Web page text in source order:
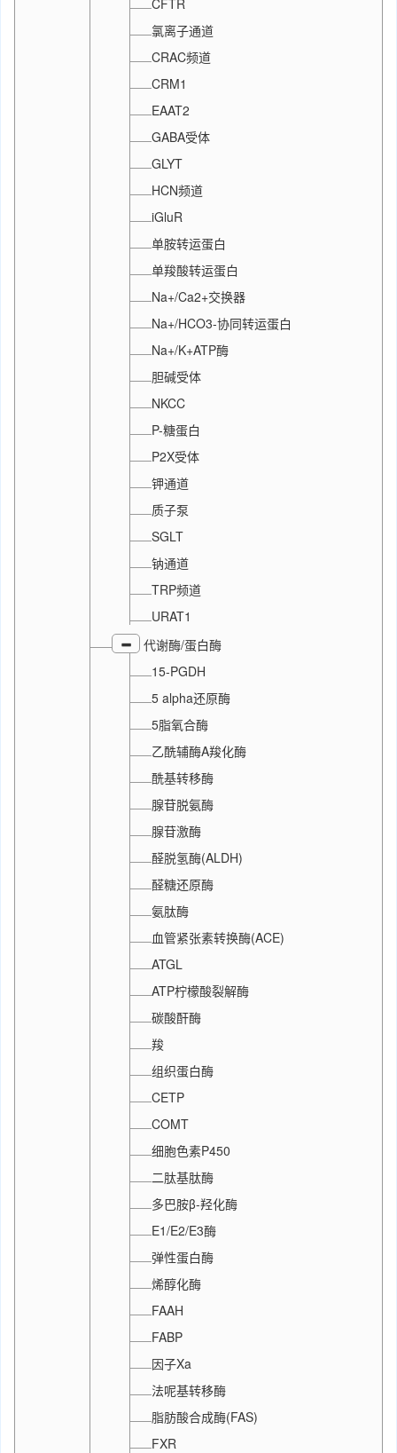
CFTR
氯离子通道
CRAC频道
CRM1
EAAT2
GABA受体
GLYT
HCN频道
iGluR
单胺转运蛋白
单羧酸转运蛋白
Na+/Ca2+交换器
Na+/HCO3-协同转运蛋白
Na+/K+ATP酶
胆碱受体
NKCC
P-糖蛋白
P2X受体
钾通道
质子泵
SGLT
钠通道
TRP频道
URAT1
代谢酶/蛋白酶
15-PGDH
5 alpha还原酶
5脂氧合酶
乙酰辅酶A羧化酶
酰基转移酶
腺苷脱氨酶
腺苷激酶
醛脱氢酶(ALDH)
醛糖还原酶
氨肽酶
血管紧张素转换酶(ACE)
ATGL
ATP柠檬酸裂解酶
碳酸酐酶
羧
组织蛋白酶
CETP
COMT
细胞色素P450
二肽基肽酶
多巴胺β-羟化酶
E1/E2/E3酶
弹性蛋白酶
烯醇化酶
FAAH
FABP
因子Xa
法呢基转移酶
脂肪酸合成酶(FAS)
FXR